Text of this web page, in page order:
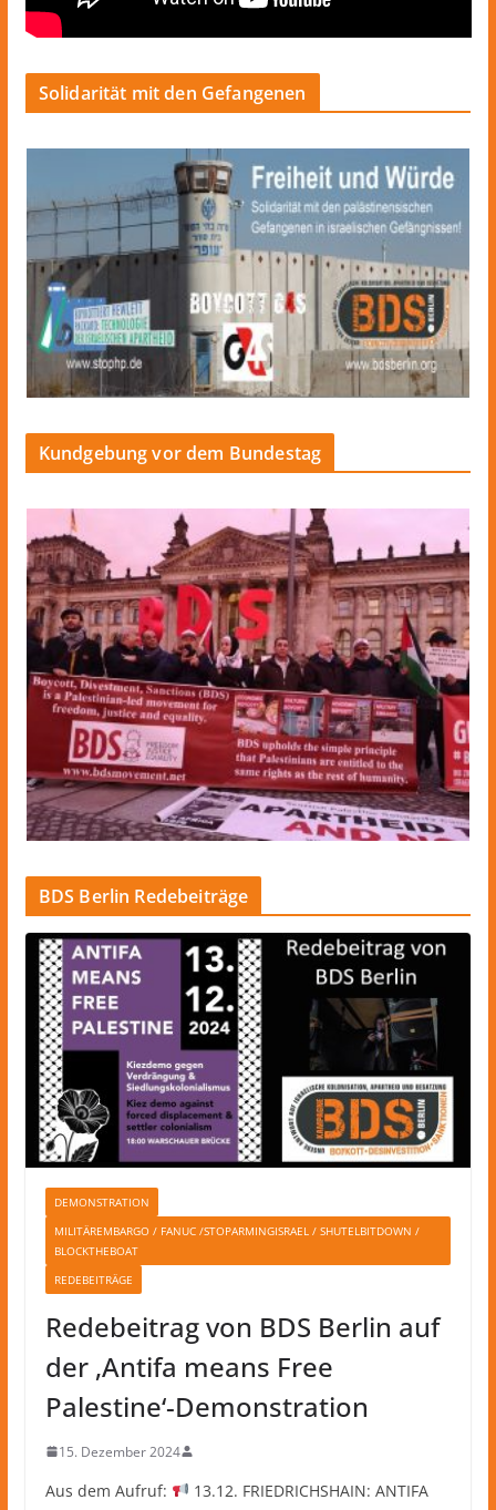
Solidarität mit den Gefangenen
Kundgebung vor dem Bundestag
BDS Berlin Redebeiträge
DEMONSTRATION
MILITÄREMBARGO / FANUC /STOPARMINGISRAEL / SHUTELBITDOWN /
BLOCKTHEBOAT
REDEBEITRÄGE
Redebeitrag von BDS Berlin auf
der ‚Antifa means Free
Palestine‘-Demonstration
15. Dezember 2024
Aus dem Aufruf:
13.12. FRIEDRICHSHAIN: ANTIFA